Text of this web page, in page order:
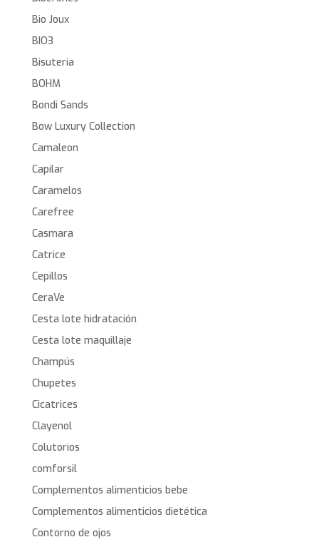
Bio Joux
BIO3
Bisuteria
BOHM
Bondi Sands
Bow Luxury Collection
Camaleon
Capilar
Caramelos
Carefree
Casmara
Catrice
Cepillos
CeraVe
Cesta lote hidratación
Cesta lote maquillaje
Champús
Chupetes
Cicatrices
Clayenol
Colutorios
comforsil
Complementos alimenticios bebe
Complementos alimenticios dietética
Contorno de ojos